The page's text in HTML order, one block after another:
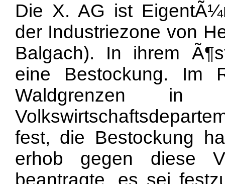
Die X. AG ist
der Industriezone von
Balgach). In ihrem
eine Bestockung. Im
Waldgrenzen in
fest, die Bestockung
erhob gegen diese
beantragte, es sei